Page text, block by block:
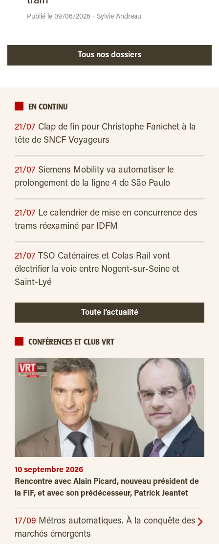
Publié le 09/06/2026 - Sylvie Andreau
Tous nos dossiers
EN CONTINU
21/07 Clap de fin pour Christophe Fanichet à la
tête de SNCF Voyageurs
21/07 Siemens Mobility va automatiser le
prolongement de la ligne 4 de São Paulo
21/07 Le calendrier de mise en concurrence des
trams réexaminé par IDFM
21/07 TSO Caténaires et Colas Rail vont
électrifier la voie entre Nogent-sur-Seine et
Saint-Lyé
Toute l’actualité
CONFÉRENCES ET CLUB VRT
10 septembre 2026
Rencontre avec Alain Picard, nouveau président de
la FIF, et avec son prédécesseur, Patrick Jeantet
17/09 Métros automatiques. À la conquête des
marchés émergents